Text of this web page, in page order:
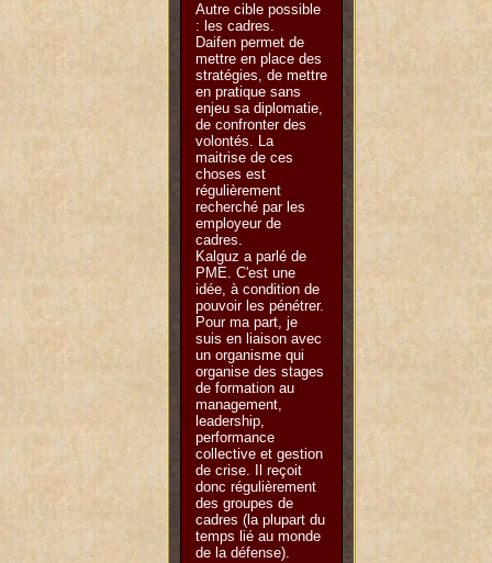
Autre cible possible
: les cadres.
Daifen permet de
mettre en place des
stratégies, de mettre
en pratique sans
enjeu sa diplomatie,
de confronter des
volontés. La
maitrise de ces
choses est
régulièrement
recherché par les
employeur de
cadres.
Kalguz a parlé de
PME. C'est une
idée, à condition de
pouvoir les pénétrer.
Pour ma part, je
suis en liaison avec
un organisme qui
organise des stages
de formation au
management,
leadership,
performance
collective et gestion
de crise. Il reçoit
donc régulièrement
des groupes de
cadres (la plupart du
temps lié au monde
de la défense).